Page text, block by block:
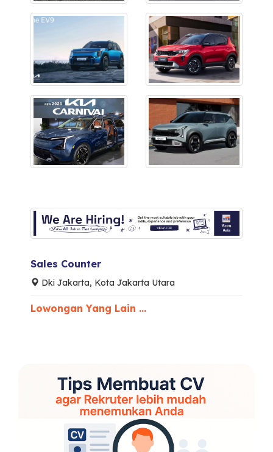
Sales Counter
Dki Jakarta, Kota Jakarta Utara
Lowongan Yang Lain ...